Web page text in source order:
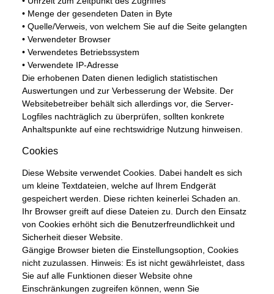
• Menge der gesendeten Daten in Byte
• Quelle/Verweis, von welchem Sie auf die Seite gelangten
• Verwendeter Browser
• Verwendetes Betriebssystem
• Verwendete IP-Adresse
Die erhobenen Daten dienen lediglich statistischen
Auswertungen und zur Verbesserung der Website. Der
Websitebetreiber behält sich allerdings vor, die Server-
Logfiles nachträglich zu überprüfen, sollten konkrete
Anhaltspunkte auf eine rechtswidrige Nutzung hinweisen.
Cookies
Diese Website verwendet Cookies. Dabei handelt es sich
um kleine Textdateien, welche auf Ihrem Endgerät
gespeichert werden. Diese richten keinerlei Schaden an.
Ihr Browser greift auf diese Dateien zu. Durch den Einsatz
von Cookies erhöht sich die Benutzerfreundlichkeit und
Sicherheit dieser Website.
Gängige Browser bieten die Einstellungsoption, Cookies
nicht zuzulassen. Hinweis: Es ist nicht gewährleistet, dass
Sie auf alle Funktionen dieser Website ohne
Einschränkungen zugreifen können, wenn Sie